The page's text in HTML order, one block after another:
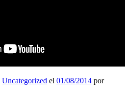
Uncategorized el 01/08/2014 por